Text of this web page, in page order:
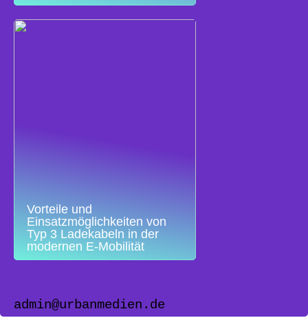
Vorteile und
Einsatzmöglichkeiten von
Typ 3 Ladekabeln in der
modernen E-Mobilität
admin@urbanmedien.de